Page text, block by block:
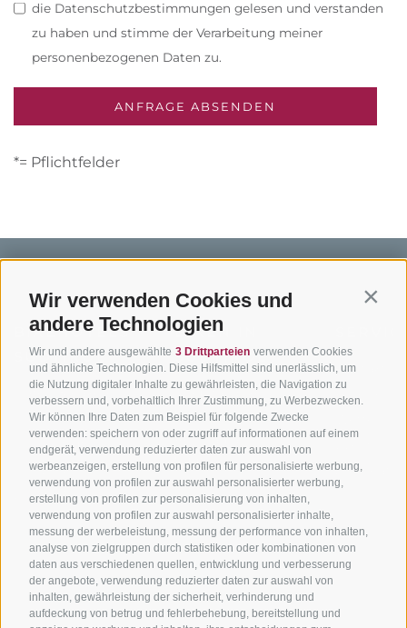
Wir verwenden Cookies und
andere Technologien
Wir und andere ausgewählte 3 Drittparteien verwenden Cookies
und ähnliche Technologien. Diese Hilfsmittel sind unerlässlich, um
die Nutzung digitaler Inhalte zu gewährleisten, die Navigation zu
verbessern und, vorbehaltlich Ihrer Zustimmung, zu Werbezwecken.
Wir können Ihre Daten zum Beispiel für folgende Zwecke
verwenden: speichern von oder zugriff auf informationen auf einem
endgerät, verwendung reduzierter daten zur auswahl von
werbeanzeigen, erstellung von profilen für personalisierte werbung,
verwendung von profilen zur auswahl personalisierter werbung,
erstellung von profilen zur personalisierung von inhalten,
verwendung von profilen zur auswahl personalisierter inhalte,
messung der werbeleistung, messung der performance von inhalten,
analyse von zielgruppen durch statistiken oder kombinationen von
daten aus verschiedenen quellen, entwicklung und verbesserung
der angebote, verwendung reduzierter daten zur auswahl von
inhalten, gewährleistung der sicherheit, verhinderung und
aufdeckung von betrug und fehlerbehebung, bereitstellung und
die Datenschutzbestimmungen gelesen und verstanden
zu haben und stimme der Verarbeitung meiner
personenbezogenen Daten zu.
*= Pflichtfelder
BIKEHOTELS
SÜDTIROL
Hotels & Pakete
Urlaubspakete
Unsere Gutscheine
Hot Deals
Bike & Work
BIKEN IN
SÜDTIROL
Mountainbiken in
Südtirol
Rennradfahren in
Südtirol
Radwege in Südtirol
Bikeshops & Verleihe
Bike-Schulen
Tourenzentrale
Kontakt
Anreise
Zum